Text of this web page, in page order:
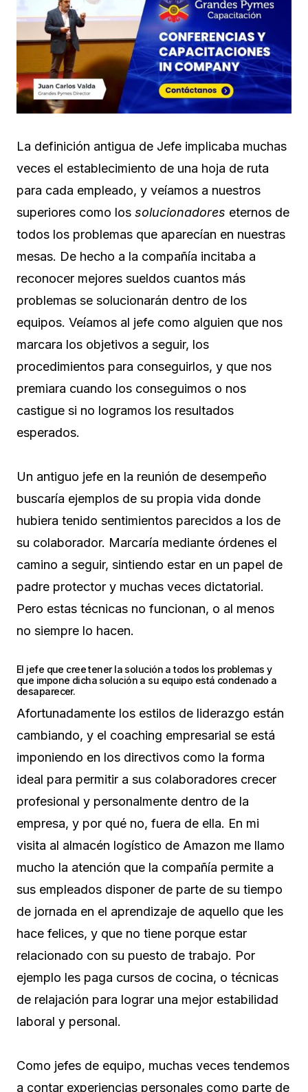
La definición antigua de Jefe implicaba muchas
veces el establecimiento de una hoja de ruta
para cada empleado, y veíamos a nuestros
superiores como los solucionadores eternos de
todos los problemas que aparecían en nuestras
mesas. De hecho a la compañía incitaba a
reconocer mejores sueldos cuantos más
problemas se solucionarán dentro de los
equipos. Veíamos al jefe como alguien que nos
marcara los objetivos a seguir, los
procedimientos para conseguirlos, y que nos
premiara cuando los conseguimos o nos
castigue si no logramos los resultados
esperados.
Un antiguo jefe en la reunión de desempeño
buscaría ejemplos de su propia vida donde
hubiera tenido sentimientos parecidos a los de
su colaborador. Marcaría mediante órdenes el
camino a seguir, sintiendo estar en un papel de
padre protector y muchas veces dictatorial.
Pero estas técnicas no funcionan, o al menos
no siempre lo hacen.
El jefe que cree tener la solución a todos los problemas y
que impone dicha solución a su equipo está condenado a
desaparecer.
Afortunadamente los estilos de liderazgo están
cambiando, y el coaching empresarial se está
imponiendo en los directivos como la forma
ideal para permitir a sus colaboradores crecer
profesional y personalmente dentro de la
empresa, y por qué no, fuera de ella. En mi
visita al almacén logístico de Amazon me llamo
mucho la atención que la compañía permite a
sus empleados disponer de parte de su tiempo
de jornada en el aprendizaje de aquello que les
hace felices, y que no tiene porque estar
relacionado con su puesto de trabajo. Por
ejemplo les paga cursos de cocina, o técnicas
de relajación para lograr una mejor estabilidad
laboral y personal.
Como jefes de equipo, muchas veces tendemos
a contar experiencias personales como parte de